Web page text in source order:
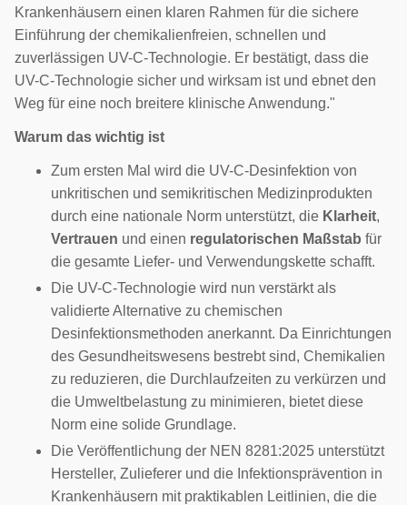
Krankenhäusern einen klaren Rahmen für die sichere
Einführung der chemikalienfreien, schnellen und
zuverlässigen UV-C-Technologie. Er bestätigt, dass die
UV-C-Technologie sicher und wirksam ist und ebnet den
Weg für eine noch breitere klinische Anwendung."
Warum das wichtig ist
Zum ersten Mal wird die UV-C-Desinfektion von
unkritischen und semikritischen Medizinprodukten
durch eine nationale Norm unterstützt, die Klarheit,
Vertrauen und einen regulatorischen Maßstab für
die gesamte Liefer- und Verwendungskette schafft.
Die UV-C-Technologie wird nun verstärkt als
validierte Alternative zu chemischen
Desinfektionsmethoden anerkannt. Da Einrichtungen
des Gesundheitswesens bestrebt sind, Chemikalien
zu reduzieren, die Durchlaufzeiten zu verkürzen und
die Umweltbelastung zu minimieren, bietet diese
Norm eine solide Grundlage.
Die Veröffentlichung der NEN 8281:2025 unterstützt
Hersteller, Zulieferer und die Infektionsprävention in
Krankenhäusern mit praktikablen Leitlinien, die die